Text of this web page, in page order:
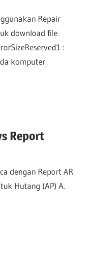
Repair
download file
:
komputer
Report
dengan Report AR
Hutang (AP) A.